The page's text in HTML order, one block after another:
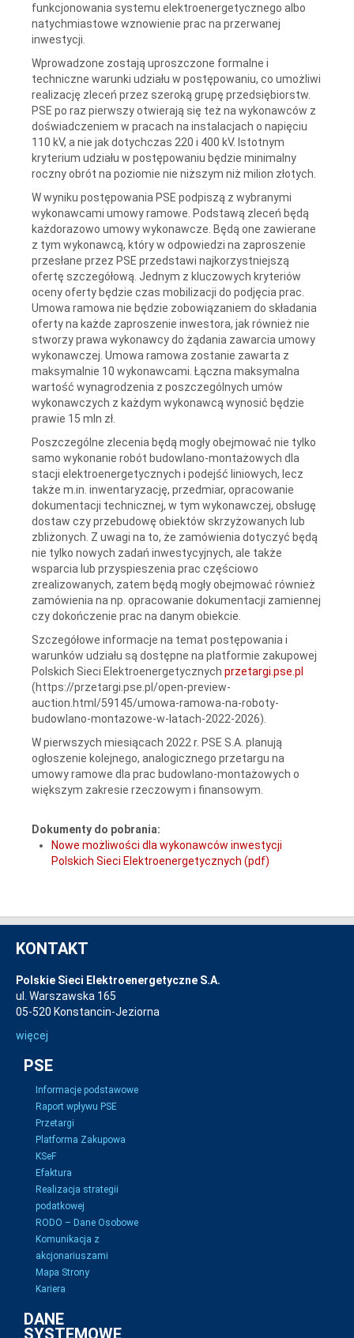
funkcjonowania systemu elektroenergetycznego albo
natychmiastowe wznowienie prac na przerwanej
inwestycji.
Wprowadzone zostają uproszczone formalne i
techniczne warunki udziału w postępowaniu, co umożliwi
realizację zleceń przez szeroką grupę przedsiębiorstw.
PSE po raz pierwszy otwierają się też na wykonawców z
doświadczeniem w pracach na instalacjach o napięciu
110 kV, a nie jak dotychczas 220 i 400 kV. Istotnym
kryterium udziału w postępowaniu będzie minimalny
roczny obrót na poziomie nie niższym niż milion złotych.
W wyniku postępowania PSE podpiszą z wybranymi
wykonawcami umowy ramowe. Podstawą zleceń będą
każdorazowo umowy wykonawcze. Będą one zawierane
z tym wykonawcą, który w odpowiedzi na zaproszenie
przesłane przez PSE przedstawi najkorzystniejszą
ofertę szczegółową. Jednym z kluczowych kryteriów
oceny oferty będzie czas mobilizacji do podjęcia prac.
Umowa ramowa nie będzie zobowiązaniem do składania
oferty na każde zaproszenie inwestora, jak również nie
stworzy prawa wykonawcy do żądania zawarcia umowy
wykonawczej. Umowa ramowa zostanie zawarta z
maksymalnie 10 wykonawcami. Łączna maksymalna
wartość wynagrodzenia z poszczególnych umów
wykonawczych z każdym wykonawcą wynosić będzie
prawie 15 mln zł.
Poszczególne zlecenia będą mogły obejmować nie tylko
samo wykonanie robót budowlano-montażowych dla
stacji elektroenergetycznych i podejść liniowych, lecz
także m.in. inwentaryzację, przedmiar, opracowanie
dokumentacji technicznej, w tym wykonawczej, obsługę
dostaw czy przebudowę obiektów skrzyżowanych lub
zbliżonych. Z uwagi na to, że zamówienia dotyczyć będą
nie tylko nowych zadań inwestycyjnych, ale także
wsparcia lub przyspieszenia prac częściowo
zrealizowanych, zatem będą mogły obejmować również
zamówienia na np. opracowanie dokumentacji zamiennej
czy dokończenie prac na danym obiekcie.
Szczegółowe informacje na temat postępowania i
warunków udziału są dostępne na platformie zakupowej
Polskich Sieci Elektroenergetycznych przetargi.pse.pl
(https://przetargi.pse.pl/open-preview-
auction.html/59145/umowa-ramowa-na-roboty-
budowlano-montazowe-w-latach-2022-2026).
W pierwszych miesiącach 2022 r. PSE S.A. planują
ogłoszenie kolejnego, analogicznego przetargu na
umowy ramowe dla prac budowlano-montażowych o
większym zakresie rzeczowym i finansowym.
Dokumenty do pobrania:
Nowe możliwości dla wykonawców inwestycji
Polskich Sieci Elektroenergetycznych (pdf)
KONTAKT
Polskie Sieci Elektroenergetyczne S.A.
ul. Warszawska 165
05-520 Konstancin-Jeziorna
więcej
PSE
Informacje podstawowe
Raport wpływu PSE
Przetargi
Platforma Zakupowa
KSeF
Efaktura
Realizacja strategii
podatkowej
RODO – Dane Osobowe
Komunikacja z
akcjonariuszami
Mapa Strony
Kariera
DANE
SYSTEMOWE